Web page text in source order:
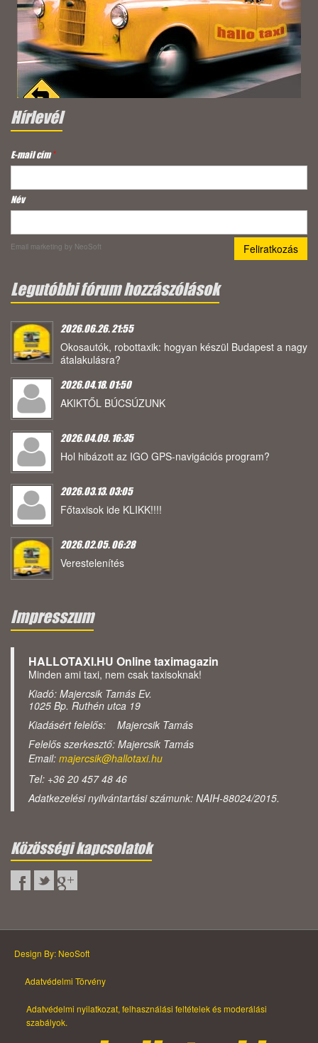
Hírlevél
E-mail cím*
Név
Email marketing by NeoSoft
Legutóbbi fórum hozzászólások
2026.06.26. 21:55
Okosautók, robottaxik: hogyan készül Budapest a nagy
átalakulásra?
2026.04.18. 01:50
AKIKTŐL BÚCSÚZUNK
2026.04.09. 16:35
Hol hibázott az IGO GPS-navigációs program?
2026.03.13. 03:05
Főtaxisok ide KLIKK!!!!
2026.02.05. 06:28
Verestelenítés
Impresszum
HALLOTAXI.HU Online taximagazin
Minden ami taxi, nem csak taxisoknak!
Kiadó: Majercsik Tamás Ev.
1025 Bp. Ruthén utca 19
Kiadásért felelős: Majercsik Tamás
Felelős szerkesztő: Majercsik Tamás
Email: majercsik@hallotaxi.hu
Tel: +36 20 457 48 46
Adatkezelési nyilvántartási számunk: NAIH-88024/2015.
Közösségi kapcsolatok
Design By: NeoSoft
Adatvédelmi Törvény
Adatvédelmi nyilatkozat, felhasználási feltételek és moderálási
szabályok.